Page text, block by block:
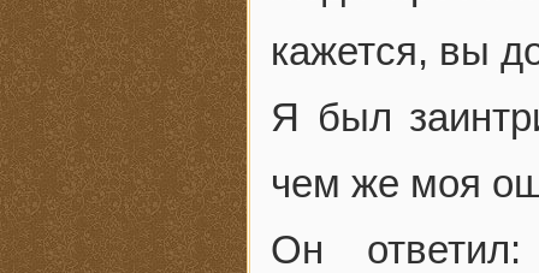
кажется, вы
Я был
чем же моя
Он